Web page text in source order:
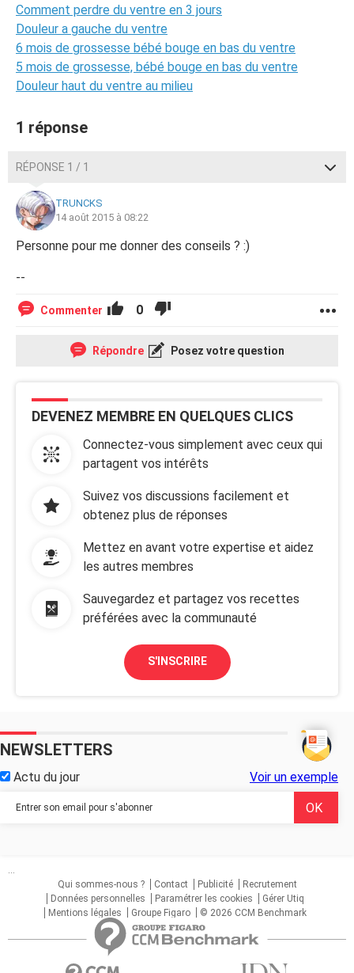
Si jamais vous avez des conseils pour moi.
Cela me gène car j'ai l'air plus gros que ce que je suis
vraiment.
Merci à vous
Comment perdre du ventre en 3 jours
Douleur a gauche du ventre
6 mois de grossesse bébé bouge en bas du ventre
5 mois de grossesse, bébé bouge en bas du ventre
Douleur haut du ventre au milieu
1 réponse
RÉPONSE 1 / 1
TRUNCKS
14 août 2015 à 08:22
Personne pour me donner des conseils ? :)
--
Commenter 0
Répondre Posez votre question
DEVENEZ MEMBRE EN QUELQUES CLICS
Connectez-vous simplement avec ceux qui
partagent vos intérêts
Suivez vos discussions facilement et
obtenez plus de réponses
Mettez en avant votre expertise et aidez
les autres membres
Sauvegardez et partagez vos recettes
préférées avec la communauté
S'INSCRIRE
NEWSLETTERS
Actu du jour Voir un exemple
...
Qui sommes-nous ?
Contact Publicité
Recrutement
Données personnelles
Paramétrer les cookies
Gérer Utiq
Mentions légales
Groupe Figaro © 2026 CCM Benchmark